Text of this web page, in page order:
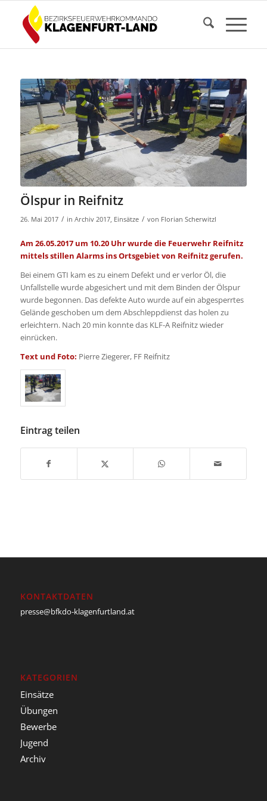
Ölspur in Reifnitz
26. Mai 2017 / in Archiv 2017, Einsätze / von Florian Scherwitzl
Am 26.05.2017 um 10.20 Uhr wurde die Feuerwehr Reifnitz
mittels stillen Alarms ins Ortsgebiet von Reifnitz gerufen.
Bei einem GTI kam es zu einem Defekt und er verlor Öl, die
Unfallstelle wurde abgesichert und mit dem Binden der Ölspur
wurde begonnen. Das defekte Auto wurde auf ein abgesperrtes
Gelände geschoben um dem Abschleppdienst das holen zu
erleichtern. Nach 20 min konnte das KLF-A Reifnitz wieder
einrücken.
Text und Foto: Pierre Ziegerer, FF Reifnitz
Eintrag teilen
KONTAKTDATEN
presse@bfkdo-klagenfurtland.at
KATEGORIEN
Einsätze
Übungen
Bewerbe
Jugend
Archiv